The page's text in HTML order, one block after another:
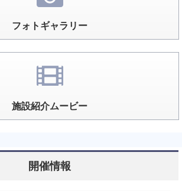
フォトギャラリー
施設紹介ムービー
開催情報